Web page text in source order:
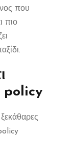
που
πιο
policy